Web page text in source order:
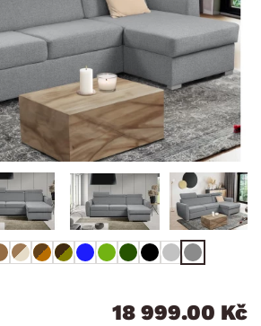
18 999.00 Kč